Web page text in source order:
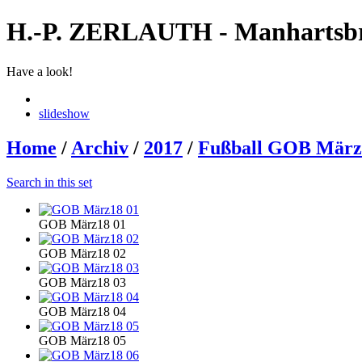
H.-P. ZERLAUTH -
Have a look!
slideshow
Home / Archiv / 2017 / Fußball GOB März
Search in this set
GOB März18 01
GOB März18 02
GOB März18 03
GOB März18 04
GOB März18 05